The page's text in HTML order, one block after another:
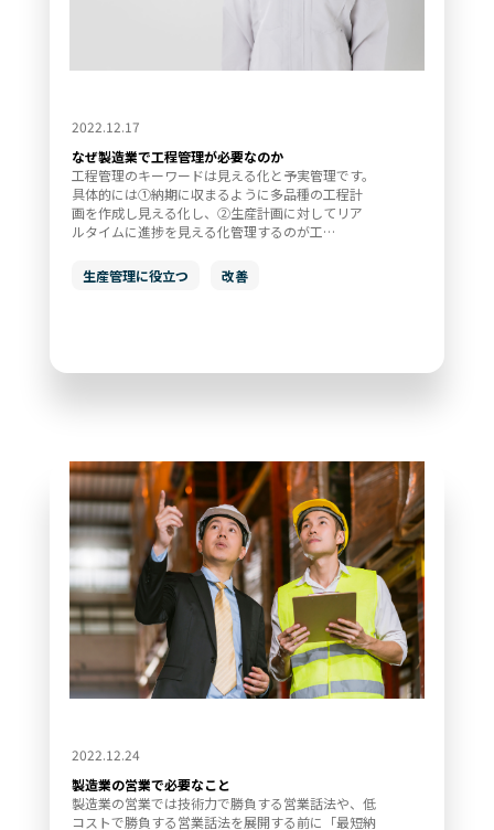
2022.12.17
なぜ製造業で工程管理が必要なのか
工程管理のキーワードは見える化と予実管理です。
具体的には①納期に収まるように多品種の工程計
画を作成し見える化し、②生産計画に対してリア
ルタイムに進捗を見える化管理するのが工…
生産管理に役立つ 改善
2022.12.24
製造業の営業で必要なこと
製造業の営業では技術力で勝負する営業話法や、低
コストで勝負する営業話法を展開する前に「最短納